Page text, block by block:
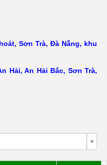
Sơn Trà, Đà Nẵng, khu
Hải, An Hải Bắc, Sơn Trà,